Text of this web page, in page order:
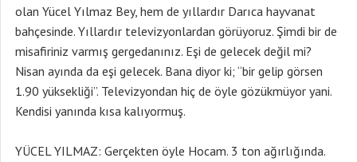
olan Yücel Yılmaz Bey, hem de yıllardır Darıca hayvanat
bahçesinde. Yıllardır televizyonlardan görüyoruz. Şimdi bir de
misafiriniz varmış gergedanınız. Eşi de gelecek değil mi?
Nisan ayında da eşi gelecek. Bana diyor ki; “bir gelip görsen
1.90 yüksekliği”. Televizyondan hiç de öyle gözükmüyor yani.
Kendisi yanında kısa kalıyormuş.
YÜCEL YILMAZ: Gerçekten öyle Hocam. 3 ton ağırlığında.